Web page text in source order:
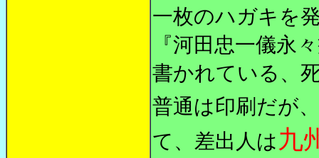
一枚のハガキを
『河田忠一儀永
書かれている、
普通は印刷だが
て、差出人は九